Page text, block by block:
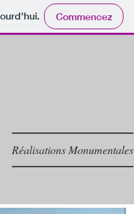
Commencez
Réalisations Monumentales